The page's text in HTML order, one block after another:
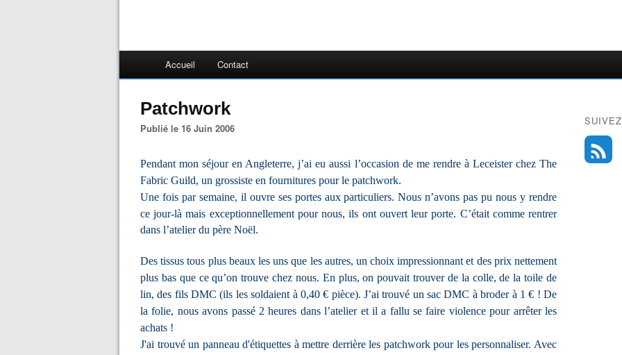
Accueil Contact
Patchwork
Publié le 16 Juin 2006
Pendant mon séjour en Angleterre, j’ai eu aussi l’occasion de me rendre à Leceister chez The
Fabric Guild, un grossiste en fournitures pour le patchwork.
Une fois par semaine, il ouvre ses portes aux particuliers. Nous n’avons pas pu nous y rendre
ce jour-là mais exceptionnellement pour nous, ils ont ouvert leur porte. C’était comme rentrer
dans l’atelier du père Noël.
Des tissus tous plus beaux les uns que les autres, un choix impressionnant et des prix nettement
plus bas que ce qu’on trouve chez nous. En plus, on pouvait trouver de la colle, de la toile de
lin, des fils DMC (ils les soldaient à 0,40 € pièce). J’ai trouvé un sac DMC à broder à 1 € ! De
la folie, nous avons passé 2 heures dans l’atelier et il a fallu se faire violence pour arrêter les
achats !
J'ai trouvé un panneau d'étiquettes à mettre derrière les patchwork pour les personnaliser. Avec